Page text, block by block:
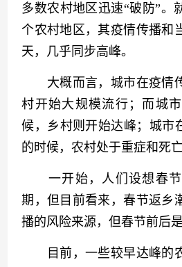
多数农村地区迅速“破防”。
个农村地区，其疫情传播和
天，几乎同步高峰。
大概而言，城市在疫情
村开始大规模流行；而城
候，乡村则开始达峰；城市
的时候，农村处于重症和死亡
一开始，人们设想春节
期，但目前看来，春节返乡
播的风险来源，但春节前后
目前，一些较早达峰的